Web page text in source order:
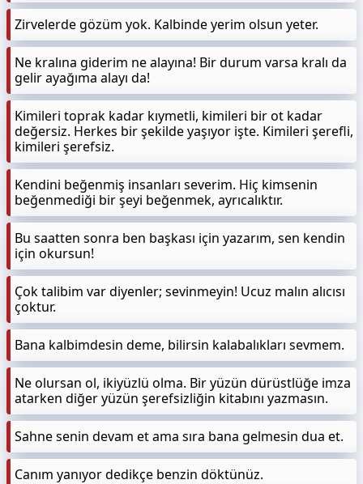
Zirvelerde gözüm yok. Kalbinde yerim olsun yeter.
Ne kralına giderim ne alayına! Bir durum varsa kralı da
gelir ayağıma alayı da!
Kimileri toprak kadar kıymetli, kimileri bir ot kadar
değersiz. Herkes bir şekilde yaşıyor işte. Kimileri şerefli,
kimileri şerefsiz.
Kendini beğenmiş insanları severim. Hiç kimsenin
beğenmediği bir şeyi beğenmek, ayrıcalıktır.
Bu saatten sonra ben başkası için yazarım, sen kendin
için okursun!
Çok talibim var diyenler; sevinmeyin! Ucuz malın alıcısı
çoktur.
Bana kalbimdesin deme, bilirsin kalabalıkları sevmem.
Ne olursan ol, ikiyüzlü olma. Bir yüzün dürüstlüğe imza
atarken diğer yüzün şerefsizliğin kitabını yazmasın.
Sahne senin devam et ama sıra bana gelmesin dua et.
Canım yanıyor dedikçe benzin döktünüz.